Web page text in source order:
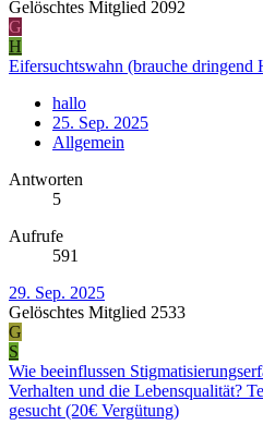
Gelöschtes Mitglied 2092
G
H
Eifersuchtswahn (brauche dringend
hallo
25. Sep. 2025
Allgemein
Antworten
5
Aufrufe
591
29. Sep. 2025
Gelöschtes Mitglied 2533
G
S
Wie beeinflussen
Verhalten und die Lebensqualität?
gesucht (20€ Vergütung)